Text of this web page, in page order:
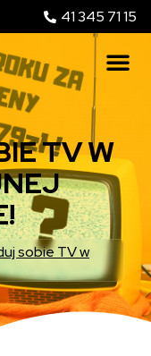
41 345 71 15
TV W
sobie TV w